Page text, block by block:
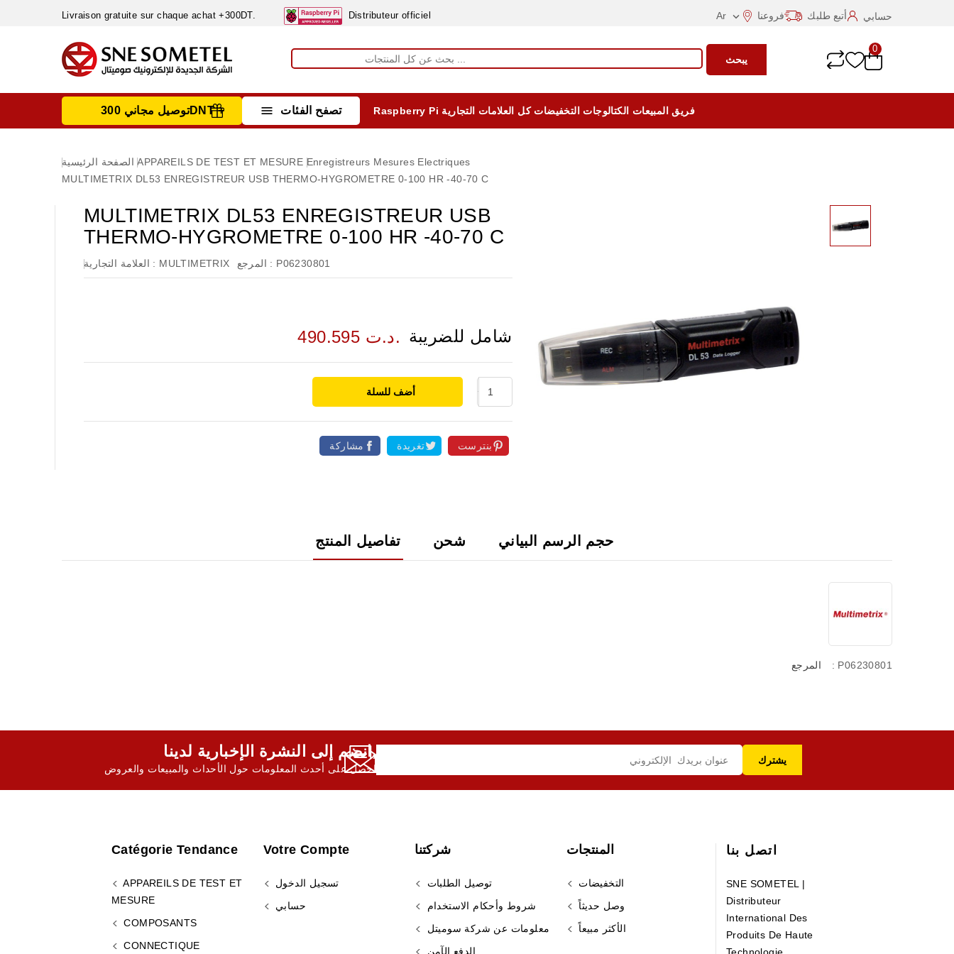
Livraison gratuite sur chaque achat +300DT. Distributeur officiel Ar  فروعنا أتبع طلبك حسابي
يبحث
0
 تصفح الفئات Raspberry Pi كل العلامات التجارية التخفيضات الكتالوجات فريق المبيعات توصيل مجاني 300DNT +
الصفحة الرئيسية APPAREILS DE TEST ET MESURE Enregistreurs Mesures Electriques
MULTIMETRIX DL53 ENREGISTREUR USB THERMO-HYGROMETRE 0-100 HR -40-70 C
MULTIMETRIX DL53 ENREGISTREUR USB
THERMO-HYGROMETRE 0-100 HR -40-70 C
العلامة التجارية : MULTIMETRIX المرجع : P06230801
490.595 د.ت. شامل للضريبة
أضف للسلة
مشاركة تغريدة بنترست
تفاصيل المنتج شحن حجم الرسم البياني
المرجع : P06230801
انضم إلى النشرة الإخبارية لدينا,
احصل على أحدث المعلومات حول الأحداث والمبيعات والعروض
اتصل بنا
SNE SOMETEL |
Distributeur
International Des
Produits De Haute
المنتجات
التخفيضات
وصل حديثاً
الأكثر مبيعاً
شركتنا
توصيل الطلبات
شروط وأحكام الاستخدام
معلومات عن شركة سوميتل
الدفع الآمن
Votre Compte
تسجيل الدخول
حسابي
Catégorie Tendance
APPAREILS DE TEST ET
MESURE
COMPOSANTS
CONNECTIQUE